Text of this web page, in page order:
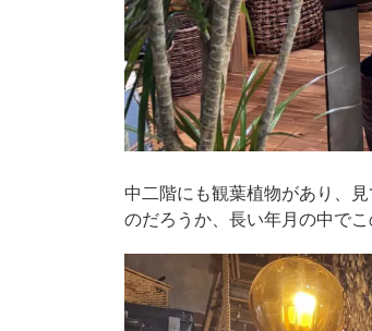
中二階にも観葉植物があり、
のだろうか、長い年月の中で